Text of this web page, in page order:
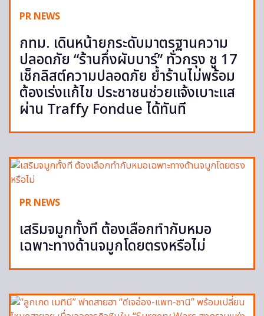
PR NEWS
กทม. เดินหน้ายกระดับมาตรฐานความ
ปลอดภัย “ร้านกึ่งผับบาร์” ทั่วกรุง ชู 17
เช็กลิสต์ความปลอดภัย ย้ำร้านไม่พร้อม
ต้องเร่งแก้ไข ประชาชนช่วยแจ้งเบาะแส
ผ่าน Traffy Fondue ได้ทันที
PR NEWS
เสริมจมูกทั้งที ต้องเลือกทำกับหมอ
เฉพาะทางด้านจมูกโดยตรงหรือไม่